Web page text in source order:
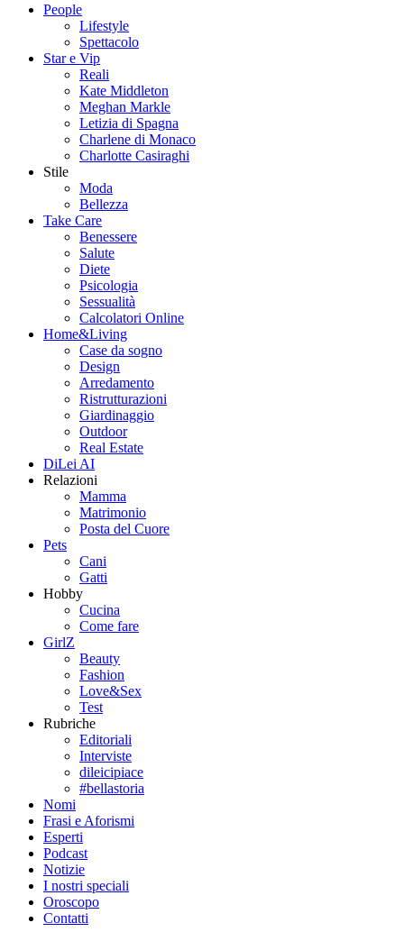
People
Lifestyle
Spettacolo
Star e Vip
Reali
Kate Middleton
Meghan Markle
Letizia di Spagna
Charlene di Monaco
Charlotte Casiraghi
Stile
Moda
Bellezza
Take Care
Benessere
Salute
Diete
Psicologia
Sessualità
Calcolatori Online
Home&Living
Case da sogno
Design
Arredamento
Ristrutturazioni
Giardinaggio
Outdoor
Real Estate
DiLei AI
Relazioni
Mamma
Matrimonio
Posta del Cuore
Pets
Cani
Gatti
Hobby
Cucina
Come fare
GirlZ
Beauty
Fashion
Love&Sex
Test
Rubriche
Editoriali
Interviste
dileicipiace
#bellastoria
Nomi
Frasi e Aforismi
Esperti
Podcast
Notizie
I nostri speciali
Oroscopo
Contatti